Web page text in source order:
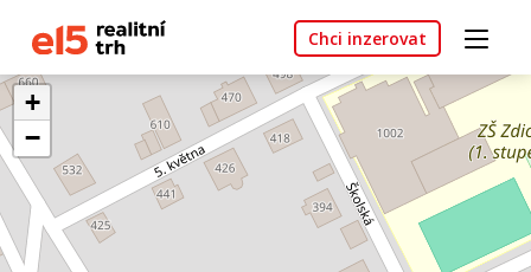
Chci inzerovat
+
−